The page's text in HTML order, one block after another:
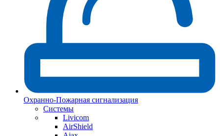
Охранно-Пожарная сигнализация
Системы
Livicom
AirShield